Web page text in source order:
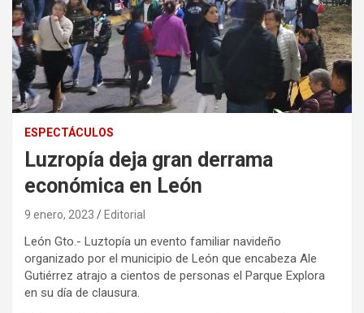
ESPECTÁCULOS
Luzropía deja gran derrama
económica en León
9 enero, 2023 Editorial
León Gto.- Luztopía un evento familiar navideño
organizado por el municipio de León que encabeza Ale
Gutiérrez atrajo a cientos de personas el Parque Explora
en su día de clausura.